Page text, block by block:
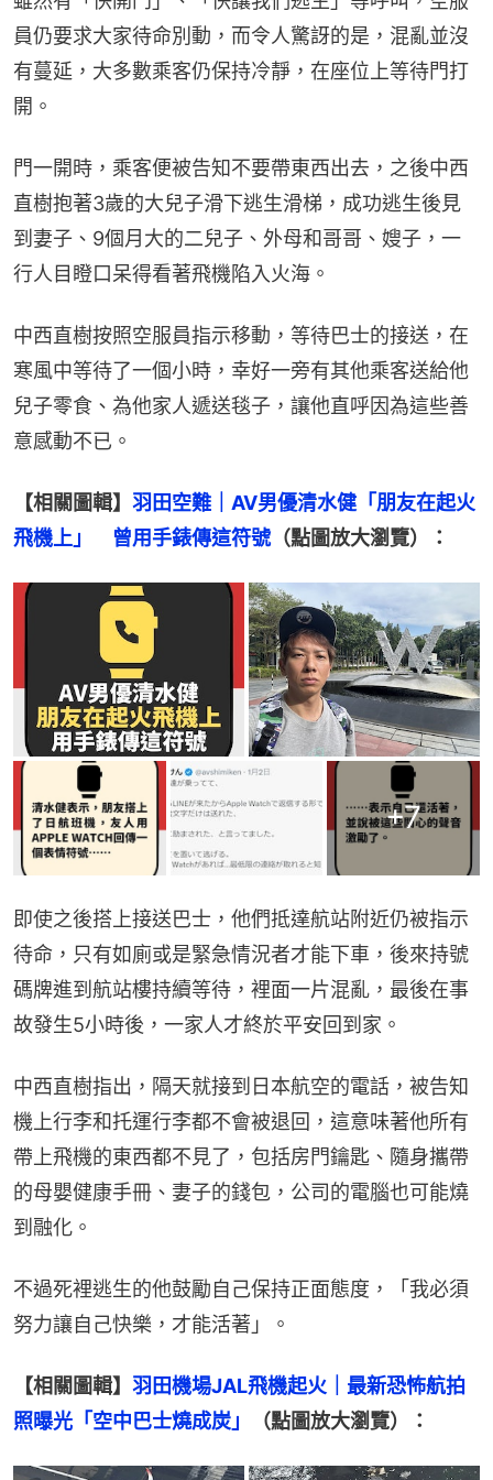
員仍要求大家待命別動，而令人驚訝的是，混亂並沒
有蔓延，大多數乘客仍保持冷靜，在座位上等待門打
開。
門一開時，乘客便被告知不要帶東西出去，之後中西
直樹抱著3歲的大兒子滑下逃生滑梯，成功逃生後見
到妻子、9個月大的二兒子、外母和哥哥、嫂子，一
行人目瞪口呆得看著飛機陷入火海。
中西直樹按照空服員指示移動，等待巴士的接送，在
寒風中等待了一個小時，幸好一旁有其他乘客送給他
兒子零食、為他家人遞送毯子，讓他直呼因為這些善
意感動不已。
【相關圖輯】 羽田空難｜AV男優清水健「朋友在起火
飛機上」　曾用手錶傳這符號（點圖放大瀏覽）：
+7
即使之後搭上接送巴士，他們抵達航站附近仍被指示
待命，只有如廁或是緊急情況者才能下車，後來持號
碼牌進到航站樓持續等待，裡面一片混亂，最後在事
故發生5小時後，一家人才終於平安回到家。
中西直樹指出，隔天就接到日本航空的電話，被告知
機上行李和托運行李都不會被退回，這意味著他所有
帶上飛機的東西都不見了，包括房門鑰匙、隨身攜帶
的母嬰健康手冊、妻子的錢包，公司的電腦也可能燒
到融化。
不過死裡逃生的他鼓勵自己保持正面態度，「我必須
努力讓自己快樂，才能活著」。
【相關圖輯】 羽田機場JAL飛機起火｜最新恐怖航拍
照曝光「空中巴士燒成炭」
（點圖放大瀏覽）：